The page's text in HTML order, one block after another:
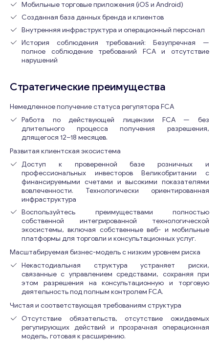
Мобильные торговые приложения (iOS и Android)
Созданная база данных бренда и клиентов
Внутренняя инфраструктура и операционный персонал
История соблюдения требований: Безупречная —
полное соблюдение требований FCA и отсутствие
нарушений
Стратегические преимущества
Немедленное получение статуса регулятора FCA
Работа по действующей лицензии FCA — без
длительного процесса получения разрешения,
длящегося 12–18 месяцев.
Развитая клиентская экосистема
Доступ к проверенной базе розничных и
профессиональных инвесторов Великобритании с
финансируемыми счетами и высокими показателями
вовлеченности. Технологически ориентированная
инфраструктура
Воспользуйтесь преимуществами полностью
собственной интегрированной технологической
экосистемы, включая собственные веб- и мобильные
платформы для торговли и консультационных услуг.
Масштабируемая бизнес-модель с низким уровнем риска
Некастодиальная структура устраняет риски,
связанные с управлением средствами, сохраняя при
этом разрешения на консультационную и торговую
деятельность под полным контролем FCA.
Чистая и соответствующая требованиям структура
Отсутствие обязательств, отсутствие ожидаемых
регулирующих действий и прозрачная операционная
модель, готовая к расширению.